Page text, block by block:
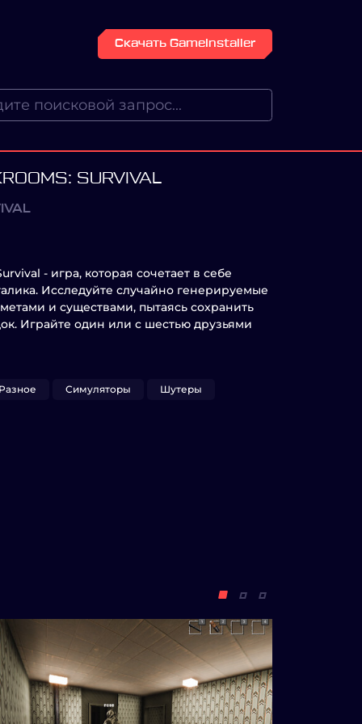
Скачать GameInstaller
SURVIVAL
- игра, которая сочетает в себе
Исследуйте случайно генерируемые
и существами, пытаясь сохранить
Играйте один или с шестью друзьями
Симуляторы Шутеры